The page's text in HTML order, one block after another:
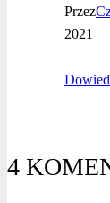
Przez
2021
4